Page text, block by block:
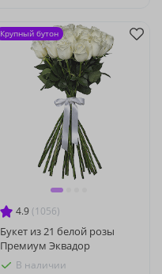
4.9 (1056)
Букет из 21 белой розы
Премиум Эквадор
В наличии
Крупный бутон